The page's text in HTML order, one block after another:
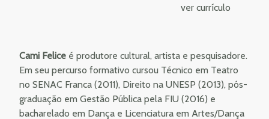
ver currículo
Cami Felice é produtore cultural, artista e pesquisadore.
Em seu percurso formativo cursou Técnico em Teatro
no SENAC Franca (2011), Direito na UNESP (2013), pós-
graduação em Gestão Pública pela FIU (2016) e
bacharelado em Dança e Licenciatura em Artes/Dança